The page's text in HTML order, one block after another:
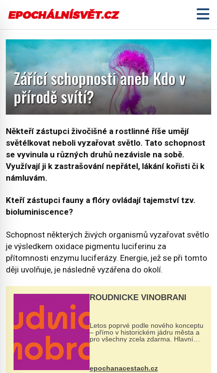
Zářící schopnosti aneb Kdo v
přírodě svítí?
Někteří zástupci živočišné a rostlinné říše umějí
světélkovat neboli vyzařovat světlo. Tato schopnost
se vyvinula u různých druhů nezávisle na sobě.
Využívají ji k zastrašování nepřátel, lákání kořisti či k
námluvám.
Kteří zástupci fauny a flóry ovládají tajemství tzv.
bioluminiscence?
Schopnost některých živých organismů vyzařovat světlo
je výsledkem oxidace pigmentu luciferinu za
přítomnosti enzymu luciferázy. Energie, jež se při tomto
ději uvolňuje, je následně vyzářena do okolí.
ROUDNICKÉ VINOBRANÍ
Letos poprvé podle nového konceptu
– přímo v historickém jádru města a
pro všechny zcela zdarma. Hlavní
program se odehraje na Karlově a
mohou těšit na víno, burčák, pes...
epochanacestach.cz